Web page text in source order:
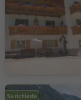
Su richiesta